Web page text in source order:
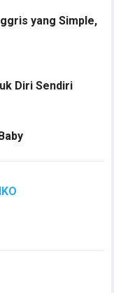
yang Simple,
Diri Sendiri